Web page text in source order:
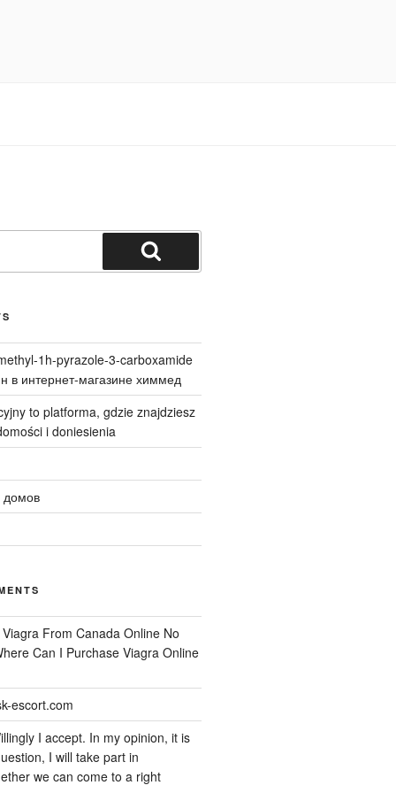
Search
1h-pyrazole-3-carboxamide
в интернет-магазине химмед
to platforma, gdzie znajdziesz
i doniesienia
домов
Viagra From Canada Online No
Can I Purchase Viagra Online
escort.com
I accept. In my opinion, it is
I will take part in
we can come to a right